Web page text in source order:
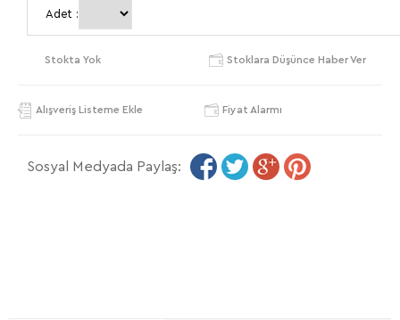
Adet :
Stokta Yok Stoklara Düşünce Haber Ver
Alışveriş Listeme Ekle Fiyat Alarmı
Sosyal Medyada Paylaş: